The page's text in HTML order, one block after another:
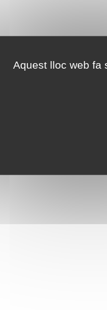
Aquest lloc web fa